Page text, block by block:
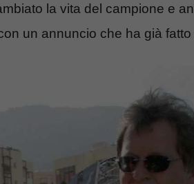
la vita del campione e
un annuncio che ha già